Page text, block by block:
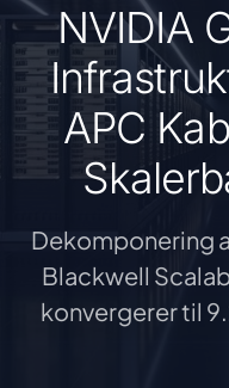
NVIDIA
APC
Dekomponering
Blackwell
konvergerer til